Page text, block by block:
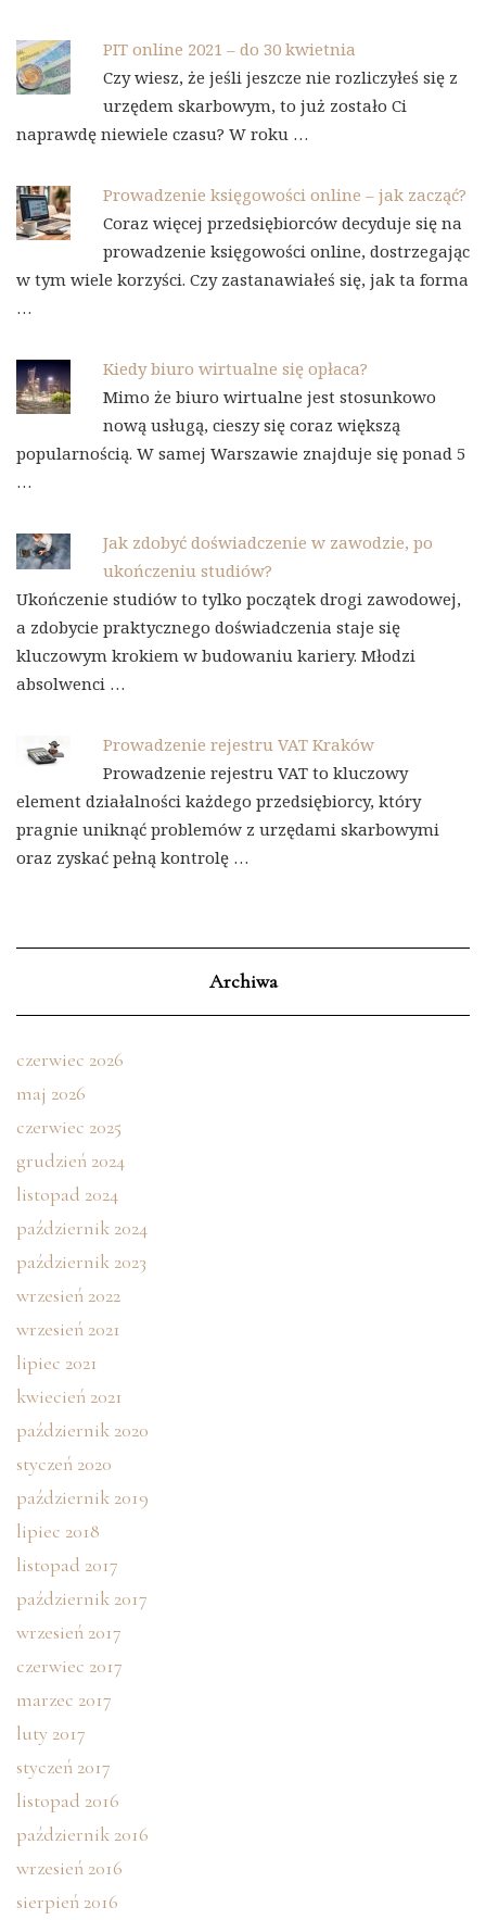
PIT online 2021 – do 30 kwietnia
Czy wiesz, że jeśli jeszcze nie rozliczyłeś się z
urzędem skarbowym, to już zostało Ci
naprawdę niewiele czasu? W roku …
Prowadzenie księgowości online – jak zacząć?
Coraz więcej przedsiębiorców decyduje się na
prowadzenie księgowości online, dostrzegając
w tym wiele korzyści. Czy zastanawiałeś się, jak ta forma
…
Kiedy biuro wirtualne się opłaca?
Mimo że biuro wirtualne jest stosunkowo
nową usługą, cieszy się coraz większą
popularnością. W samej Warszawie znajduje się ponad 5
…
Jak zdobyć doświadczenie w zawodzie, po
ukończeniu studiów?
Ukończenie studiów to tylko początek drogi zawodowej,
a zdobycie praktycznego doświadczenia staje się
kluczowym krokiem w budowaniu kariery. Młodzi
absolwenci …
Prowadzenie rejestru VAT Kraków
Prowadzenie rejestru VAT to kluczowy
element działalności każdego przedsiębiorcy, który
pragnie uniknąć problemów z urzędami skarbowymi
oraz zyskać pełną kontrolę …
Archiwa
czerwiec 2026
maj 2026
czerwiec 2025
grudzień 2024
listopad 2024
październik 2024
październik 2023
wrzesień 2022
wrzesień 2021
lipiec 2021
kwiecień 2021
październik 2020
styczeń 2020
październik 2019
lipiec 2018
listopad 2017
październik 2017
wrzesień 2017
czerwiec 2017
marzec 2017
luty 2017
styczeń 2017
listopad 2016
październik 2016
wrzesień 2016
sierpień 2016